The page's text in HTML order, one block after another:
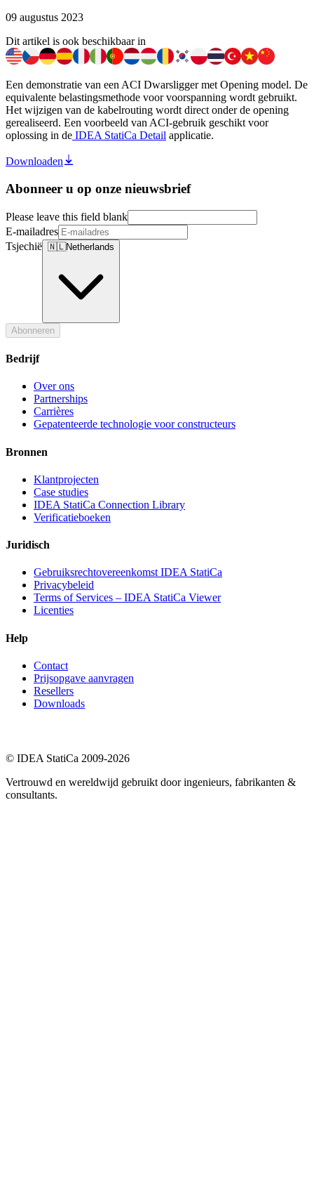
09 augustus 2023
Dit artikel is ook beschikbaar in
Een demonstratie van een ACI Dwarsligger met Opening model. De
equivalente belastingsmethode voor voorspanning wordt gebruikt.
Het wijzigen van de kabelrouting wordt direct onder de opening
gerealiseerd. Een voorbeeld van ACI-gebruik geschikt voor
oplossing in de IDEA StatiCa Detail applicatie.
Downloaden
Abonneer u op onze nieuwsbrief
Please leave this field blank
E-mailadres
Tsjechië 🇳🇱Netherlands
Abonneren
Bedrijf
Over ons
Partnerships
Carrières
Gepatenteerde technologie voor constructeurs
Bronnen
Klantprojecten
Case studies
IDEA StatiCa Connection Library
Verificatieboeken
Juridisch
Gebruiksrechtovereenkomst IDEA StatiCa
Privacybeleid
Terms of Services – IDEA StatiCa Viewer
Licenties
Help
Contact
Prijsopgave aanvragen
Resellers
Downloads
© IDEA StatiCa 2009-2026
Vertrouwd en wereldwijd gebruikt door ingenieurs, fabrikanten &
consultants.